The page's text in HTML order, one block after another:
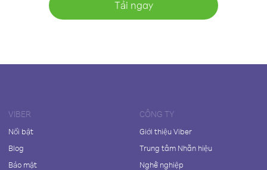
Tải ngay
VIBER
Nổi bật
Blog
Bảo mật
CÔNG TY
Giới thiệu Viber
Trung tâm Nhãn hiệu
Nghề nghiệp